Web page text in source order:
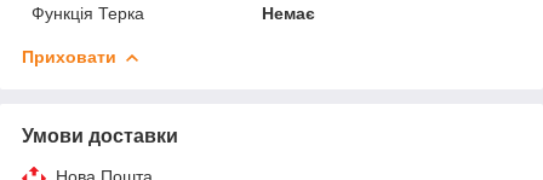
Функція Терка
Немає
Приховати
Умови доставки
Нова Пошта